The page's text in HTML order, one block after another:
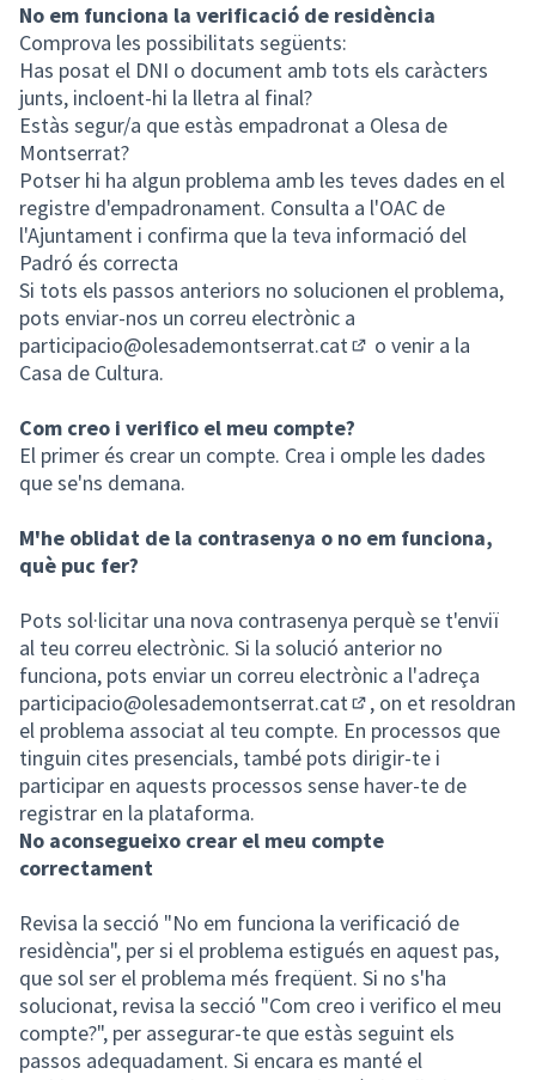
No em funciona la verificació de residència
Comprova les possibilitats següents:
Has posat el DNI o document amb tots els caràcters
junts, incloent-hi la lletra al final?
Estàs segur/a que estàs empadronat a Olesa de
Montserrat?
Potser hi ha algun problema amb les teves dades en el
registre d'empadronament. Consulta a l'OAC de
l'Ajuntament i confirma que la teva informació del
Padró és correcta
Si tots els passos anteriors no solucionen el problema,
pots enviar-nos un correu electrònic a
participacio@olesademontserrat.cat
o venir a la
Casa de Cultura.
Com creo i verifico el meu compte?
El primer és crear un compte. Crea i omple les dades
que se'ns demana.
M'he oblidat de la contrasenya o no em funciona,
què puc fer?
Pots sol·licitar una nova contrasenya perquè se t'enviï
al teu correu electrònic. Si la solució anterior no
funciona, pots enviar un correu electrònic a l'adreça
participacio@olesademontserrat.cat
(Obrir en una
, on et resoldran
el problema associat al teu compte. En processos que
tinguin cites presencials, també pots dirigir-te i
participar en aquests processos sense haver-te de
registrar en la plataforma.
No aconsegueixo crear el meu compte
correctament
Revisa la secció "No em funciona la verificació de
residència", per si el problema estigués en aquest pas,
que sol ser el problema més freqüent. Si no s'ha
solucionat, revisa la secció "Com creo i verifico el meu
compte?", per assegurar-te que estàs seguint els
passos adequadament. Si encara es manté el